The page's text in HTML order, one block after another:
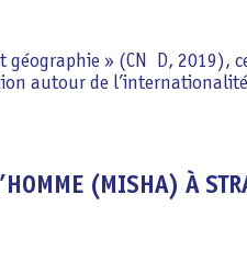
géographie » (CN D, 2019),
autour de
(MISHA) À